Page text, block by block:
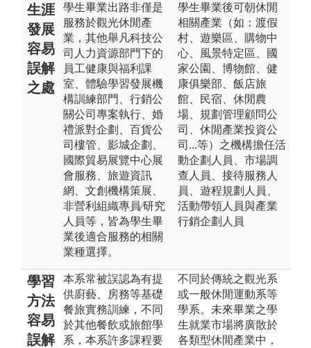
生涯
發展
容易
誤解
之處
學生畢業出路非僅是
服務於觀光休閒產
業，其他舉凡科技公
司人力資源部門下的
員工健康與福利課
室、體驗學習發展機
構訓練部門、行銷公
關公司專案執行、婚
禮派對企劃、百貨公
司樓管、影城企劃、
國際貿易展覽中心展
會服務、旅遊資訊
網、文創機構策展、
非營利組織專員∕研究
人員等，皆為學生畢
業後適合服務的相關
業種選擇。
學生畢業後可朝休閒
相關產業（如：渡假
村、遊樂區、購物中
心、風景特定區、國
家公園、博物館、健
康俱樂部、飯店旅
館、民宿、休閒農
場、規劃管理顧問公
司、休閒產業投資公
司...等）之機構擔任活
動企劃人員、市場調
查人員、接待服務人
員、遊程規劃人員、
活動帶領人員與產業
行銷企劃人員
學習
方法
容易
誤解
本系常被誤認為有提
供廚藝、房務等基礎
餐旅實務訓練，不同
於其他餐飲或旅館學
系，本系許多課程要
不同於傳統之觀光系
或一般休閒運動系等
學系。未來畢業之學
生就業市場將廣散於
各類型休閒產業中，